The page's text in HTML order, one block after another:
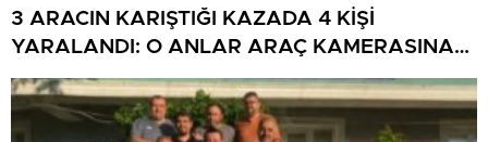
3 ARACIN KARIŞTIĞI KAZADA 4 KİŞİ
YARALANDI: O ANLAR ARAÇ KAMERASINA
YANSIDI